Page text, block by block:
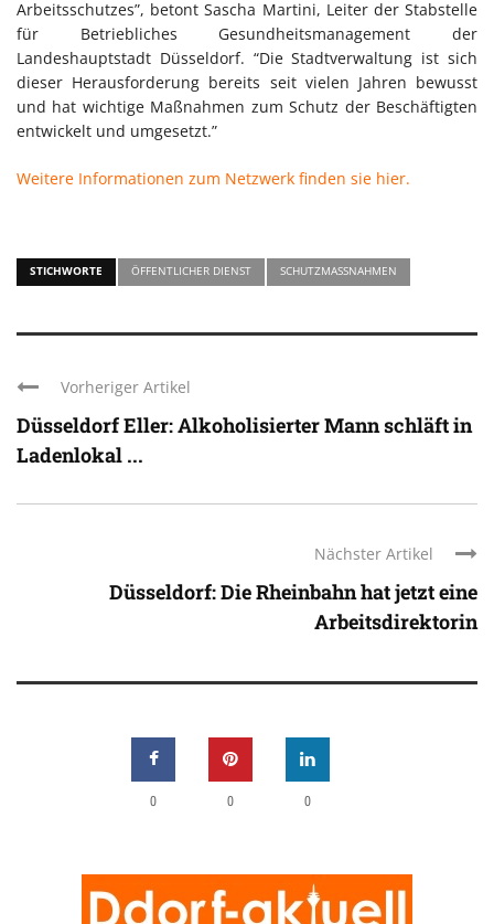
Arbeitsschutzes”, betont Sascha Martini, Leiter der Stabstelle
für Betriebliches Gesundheitsmanagement der
Landeshauptstadt Düsseldorf. “Die Stadtverwaltung ist sich
dieser Herausforderung bereits seit vielen Jahren bewusst
und hat wichtige Maßnahmen zum Schutz der Beschäftigten
entwickelt und umgesetzt.”
Weitere Informationen zum Netzwerk finden sie hier.
STICHWORTE ÖFFENTLICHER DIENST SCHUTZMASSNAHMEN
Vorheriger Artikel
Düsseldorf Eller: Alkoholisierter Mann schläft in
Ladenlokal ...
Nächster Artikel
Düsseldorf: Die Rheinbahn hat jetzt eine
Arbeitsdirektorin
0 0 0